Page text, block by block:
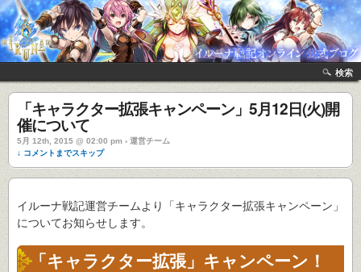
検索
「キャラクター拡張キャンペーン」5月12日(火)開
催について
5月 12th, 2015 @ 02:00 pm › 運営チーム
↓ コメントまでスキップ
イルーナ戦記運営チームより「キャラクター拡張キャンペーン」
についてお知らせします。
「キャラクター拡張」キャンペーン！